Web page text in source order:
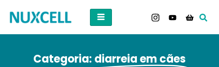
Categoria: diarreia em cães